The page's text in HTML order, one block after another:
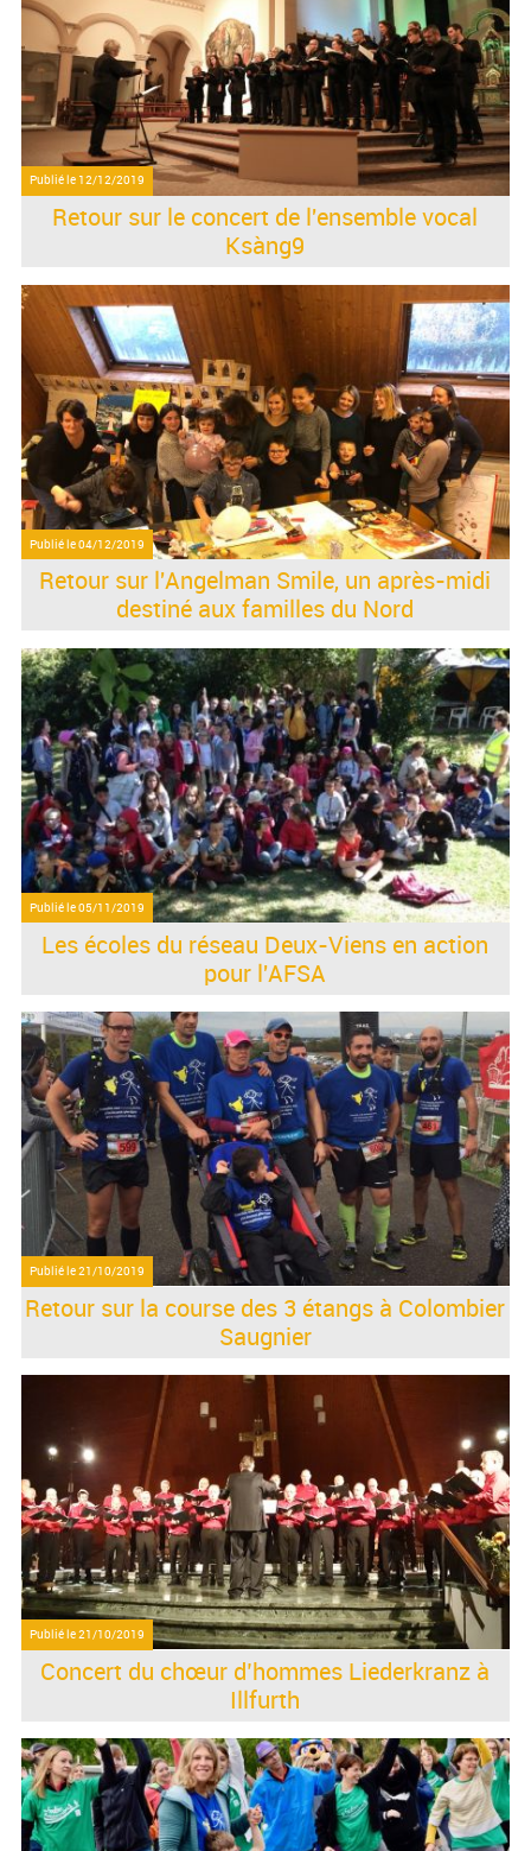
Publié le 12/12/2019
Retour sur le concert de l'ensemble vocal
Ksàng9
Publié le04/12/2019
Retour sur l'Angelman Smile, un après-midi
destiné aux familles du Nord
Publié le05/11/2019
Les écoles du réseau Deux-Viens en action
pour l'AFSA
Publié le21/10/2019
Retour sur la course des 3 étangs à Colombier
Saugnier
Publié le21/10/2019
Concert du chœur d’hommes Liederkranz à
Illfurth